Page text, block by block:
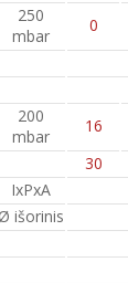
250
mbar
0
200
mbar
16
30
IxPxA
Ø išorinis